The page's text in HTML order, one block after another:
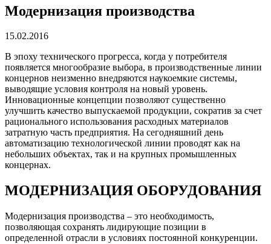
Модернизация производства
15.02.2016
В эпоху технического прогресса, когда у потребителя
появляется многообразие выбора, в производственные линии
концернов неизменно внедряются наукоемкие системы,
выводящие условия контроля на новый уровень.
Инновационные концепции позволяют существенно
улучшить качество выпускаемой продукции, сократив за счет
рационального использования расходных материалов
затратную часть предприятия. На сегодняшний день
автоматизацию технологической линии проводят как на
небольших объектах, так и на крупных промышленных
концернах.
МОДЕРНИЗАЦИЯ ОБОРУДОВАНИЯ
Модернизация производства – это необходимость,
позволяющая сохранять лидирующие позиции в
определенной отрасли в условиях постоянной конкуренции.